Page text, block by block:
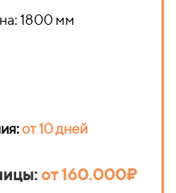
1800 мм
:от 10 дней
от 160.000₽